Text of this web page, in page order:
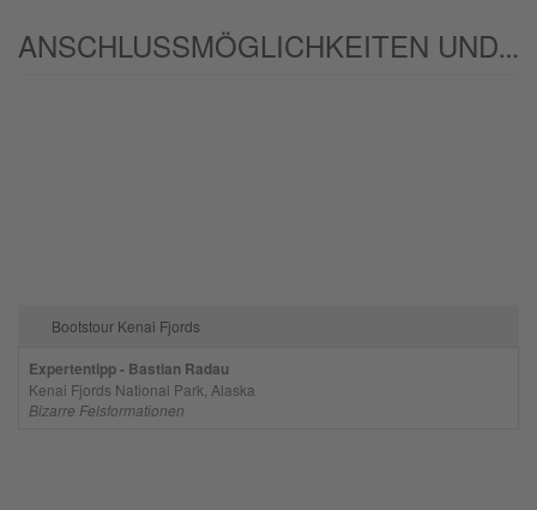
ANSCHLUSSMÖGLICHKEITEN UND/ODER ALTERNATIVEN:
Bootstour Kenai Fjords
Expertentipp - Bastian Radau
Kenai Fjords National Park, Alaska
Bizarre Felsformationen